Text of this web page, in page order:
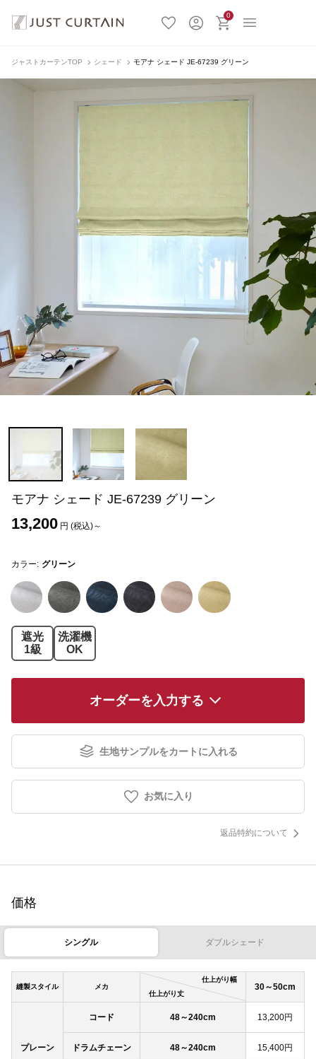
0
ジャストカーテンTOP シェード モアナ シェード JE-67239 グリーン
モアナ シェード JE-67239 グリーン
13,200 円 (税込)～
カラー: グリーン
遮光
1級
洗濯機
OK
オーダーを入力する
生地サンプルをカートに入れる
お気に入り
返品特約について
価格
シングル ダブルシェード
縫製スタイル メカ
仕上がり幅
仕上がり丈
30～50cm
プレーン
コード 48～240cm 13,200円
ドラムチェーン 48～240cm 15,400円